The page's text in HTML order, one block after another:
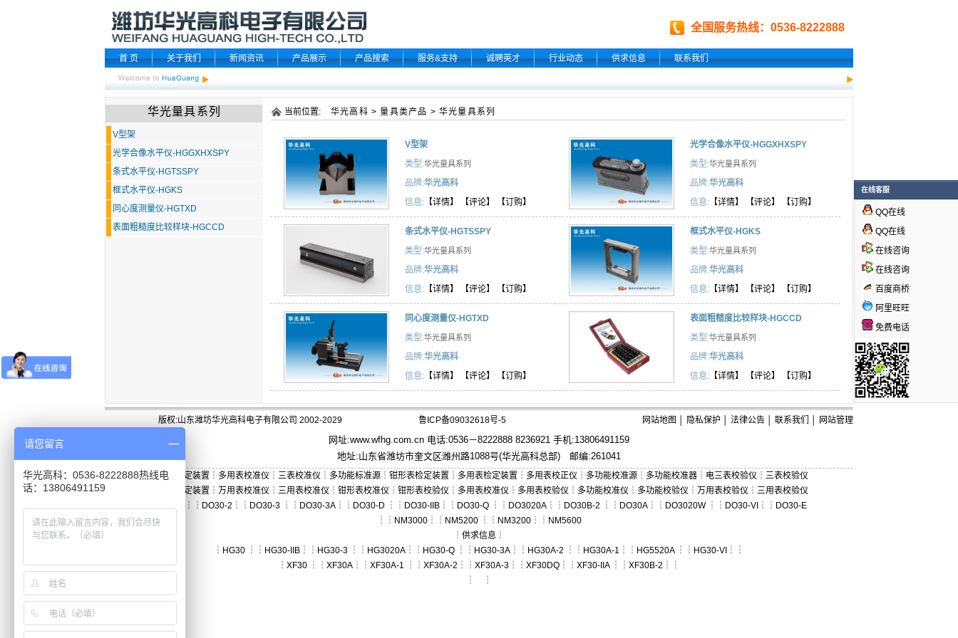
全国服务热线：0536-8222888
首 页 关于我们 新闻资讯 产品展示 产品搜索 服务&支持 诚聘英才 行业动态 供求信息 联系我们
华光量具系列
V型架
光学合像水平仪-HGGXHXSPY
条式水平仪-HGTSSPY
框式水平仪-HGKS
同心度测量仪-HGTXD
表面粗糙度比较样块-HGCCD
当前位置: 华光高科 >量具类产品 >华光量具系列
V型架
类型:华光量具系列
品牌:华光高科
信息: 【详情】 【评论】 【订购】
光学合像水平仪-HGGXHXSPY
类型:华光量具系列
品牌:华光高科
信息: 【详情】 【评论】 【订购】
条式水平仪-HGTSSPY
类型:华光量具系列
品牌:华光高科
信息: 【详情】 【评论】 【订购】
框式水平仪-HGKS
类型:华光量具系列
品牌:华光高科
信息: 【详情】 【评论】 【订购】
同心度测量仪-HGTXD
类型:华光量具系列
品牌:华光高科
信息: 【详情】 【评论】 【订购】
表面粗糙度比较样块-HGCCD
类型:华光量具系列
品牌:华光高科
信息: 【详情】 【评论】 【订购】
版权:山东潍坊华光高科电子有限公司 2002-2029 鲁ICP备09032618号-5 网站地图 隐私保护 法律公告 联系我们 网站管理
网址:www.wfhg.com.cn 电话:0536－8222888 8236921 手机:13806491159
地址:山东省潍坊市奎文区潍州路1088号(华光高科总部) 邮编:261041
三用表检定装置 ┆ 多用表校准仪 ┆ 三表校准仪 ┆ 多功能标准源 ┆ 钳形表检定装置 ┆ 多用表检定装置 ┆ 多用表校正仪 ┆ 多功能校准源 ┆ 多功能校准器 ┆ 电三表校验仪 ┆ 三表校验仪
万用表检定装置 ┆ 万用表校准仪 ┆ 三用表校准仪 ┆ 钳形表校准仪 ┆ 钳形表校验仪 ┆ 多用表校准仪 ┆ 多用表校验仪 ┆ 多功能校准仪 ┆ 多功能校验仪 ┆ 万用表校验仪 ┆ 三用表校验仪
┆┆ DO30-2 ┆┆ DO30-3 ┆┆ DO30-3A ┆┆ DO30-D ┆┆ DO30-IIB ┆┆ DO30-Q ┆┆ DO3020A ┆┆ DO30B-2 ┆┆ DO30A ┆┆ DO3020W┆┆ DO30-VI ┆┆ DO30-E
┆┆ NM3000┆┆ NM5200┆┆ NM3200┆┆ NM5600
┆ 供求信息 ┆
┆ HG30 ┆┆ HG30-IIB ┆┆ HG30-3 ┆┆ HG3020A ┆┆ HG30-Q ┆┆ HG30-3A ┆┆ HG30A-2 ┆┆ HG30A-1 ┆┆ HG5520A┆┆ HG30-VI ┆┆
┆ XF30 ┆┆ XF30A ┆┆ XF30A-1 ┆┆ XF30A-2 ┆┆ XF30A-3 ┆┆ XF30DQ ┆┆ XF30-IIA┆┆ XF30B-2 ┆┆
┆ ┆
在线客服
QQ在线
QQ在线
在线咨询
在线咨询
百度商桥
阿里旺旺
免费电话
请您留言
华光高科：0536-8222888热线电
话：13806491159